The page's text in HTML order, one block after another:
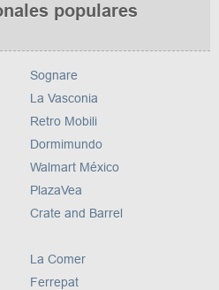
populares
Sognare
La Vasconia
Retro Mobili
Dormimundo
Walmart México
PlazaVea
Crate and Barrel
La Comer
Ferrepat